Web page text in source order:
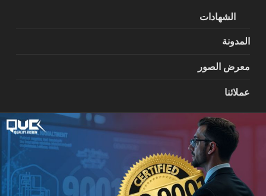
الشهادات
المدونة
معرض الصور
عملائنا